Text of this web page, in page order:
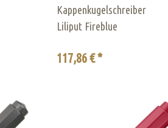
Kappenkugelschreiber
Liliput Fireblue
117,86 € *